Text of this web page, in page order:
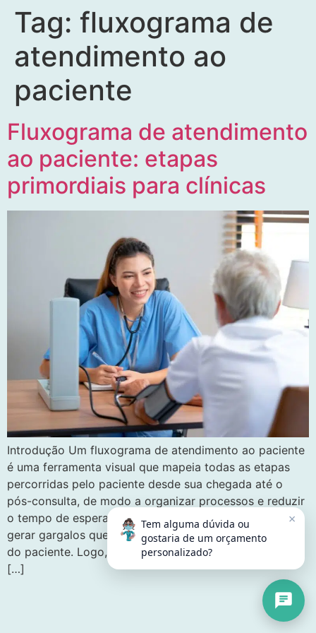
Tag: fluxograma de
atendimento ao
paciente
Fluxograma de atendimento
ao paciente: etapas
primordiais para clínicas
Introdução Um fluxograma de atendimento ao paciente
é uma ferramenta visual que mapeia todas as etapas
percorridas pelo paciente desde sua chegada até o
pós-consulta, de modo a organizar processos e reduzir
o tempo de espera. Cada etapa mal planejada pode
gerar gargalos que comprometem toda a experiência
do paciente. Logo, compreender os elementos desse
[…]
Tem alguma dúvida ou
gostaria de um orçamento
personalizado?
×